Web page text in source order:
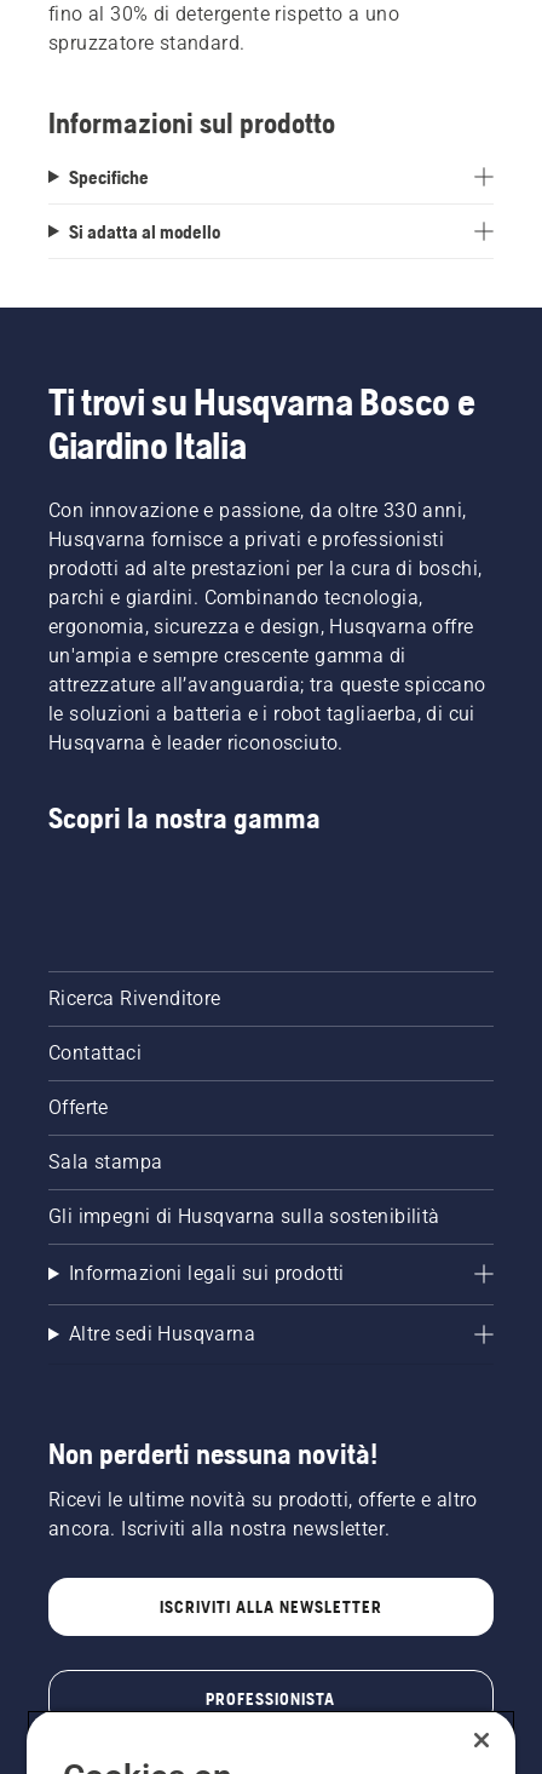
fino al 30% di detergente rispetto a uno
spruzzatore standard.
Informazioni sul prodotto
Specifiche
Si adatta al modello
Ti trovi su Husqvarna Bosco e
Giardino Italia
Con innovazione e passione, da oltre 330 anni,
Husqvarna fornisce a privati e professionisti
prodotti ad alte prestazioni per la cura di boschi,
parchi e giardini. Combinando tecnologia,
ergonomia, sicurezza e design, Husqvarna offre
un'ampia e sempre crescente gamma di
attrezzature all’avanguardia; tra queste spiccano
le soluzioni a batteria e i robot tagliaerba, di cui
Husqvarna è leader riconosciuto.
Scopri la nostra gamma
Ricerca Rivenditore
Contattaci
Offerte
Sala stampa
Gli impegni di Husqvarna sulla sostenibilità
Informazioni legali sui prodotti
Altre sedi Husqvarna
Non perderti nessuna novità!
Ricevi le ultime novità su prodotti, offerte e altro
ancora. Iscriviti alla nostra newsletter.
ISCRIVITI ALLA NEWSLETTER
PROFESSIONISTA